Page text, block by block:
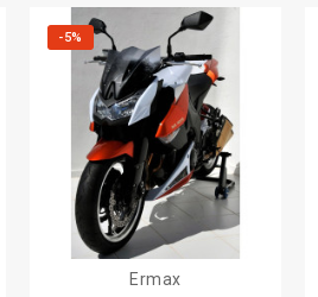
-5%
Ermax